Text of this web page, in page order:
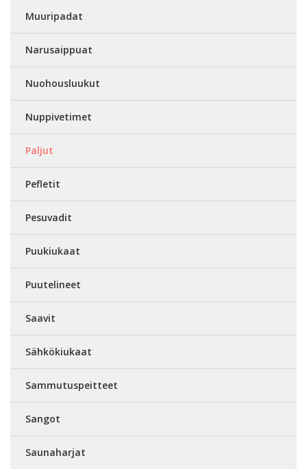
Muuripadat
Narusaippuat
Nuohousluukut
Nuppivetimet
Paljut
Pefletit
Pesuvadit
Puukiukaat
Puutelineet
Saavit
Sähkökiukaat
Sammutuspeitteet
Sangot
Saunaharjat